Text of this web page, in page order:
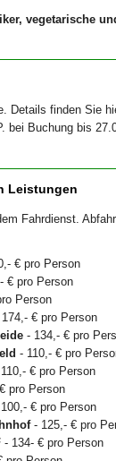
vegetarische
Details finden Sie
bei Buchung bis
Leistungen
Fahrdienst.
€ pro Person
€ pro Person
Person
€ pro Person
- 134,- € pro
- 110,- € pro
€ pro Person
pro Person
€ pro Person
- 125,- € pro
- 134- € pro Person